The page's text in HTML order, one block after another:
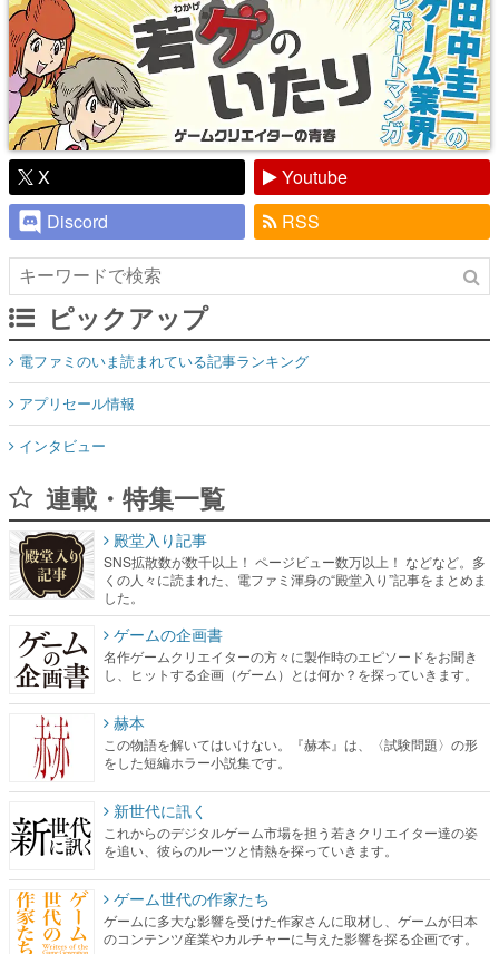
X
Youtube
Discord
RSS
ピックアップ
電ファミのいま読まれている記事ランキング
アプリセール情報
インタビュー
連載・特集一覧
くの人々に読まれた、電ファミ渾身の“殿堂入り”記事をまとめま
した。
ゲームの企画書
名作ゲームクリエイターの方々に製作時のエピソードをお聞き
し、ヒットする企画（ゲーム）とは何か？を探っていきます。
赫本
この物語を解いてはいけない。『赫本』は、〈試験問題〉の形
をした短編ホラー小説集です。
新世代に訊く
これからのデジタルゲーム市場を担う若きクリエイター達の姿
を追い、彼らのルーツと情熱を探っていきます。
ゲーム世代の作家たち
ゲームに多大な影響を受けた作家さんに取材し、ゲームが日本
のコンテンツ産業やカルチャーに与えた影響を探る企画です。
日本モバイルゲーム産業史
日本のモバイルゲーム史における主要なトピック・タイトルを
網羅するほか、開発者へのインタビューや識者による解説を掲